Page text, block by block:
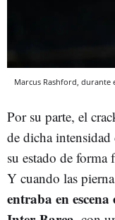
Marcus Rashford, durante
Por su parte, el
de dicha intensidad
su estado de forma
Y cuando las
entraba en